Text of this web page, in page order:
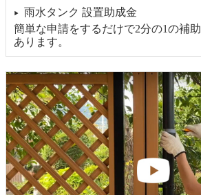
▶
雨水タンク 設置助成金
簡単な申請をするだけで2分の1の補
あります。